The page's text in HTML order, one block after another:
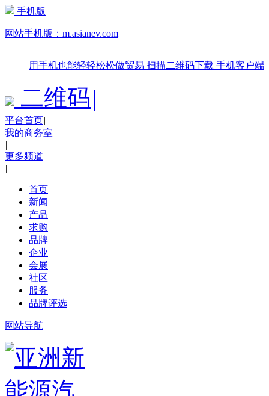
手机版 |
网站手机版： m.asianev.com
用手机也能轻轻松松做贸易 扫描二维码下载 手机客户端
二维码|
平台首页|
我的商务室
|
更多频道
|
首页
新闻
产品
求购
品牌
企业
会展
社区
服务
品牌评选
网站导航